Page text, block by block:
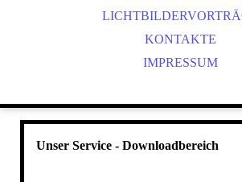
JUNGSENIOREN
MIXED AKTIV
SENIOREN
KONTAKTE
IMPRESSUM
Unser Service - Downloadbereich